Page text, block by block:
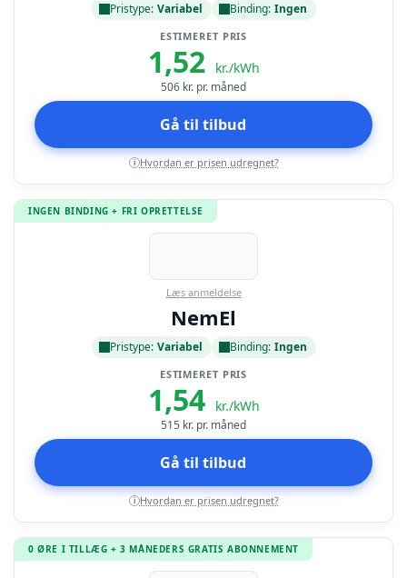
Pristype: Variabel Binding: Ingen
ESTIMERET PRIS
1,52 kr./kWh
506 kr. pr. måned
Gå til tilbud
i Hvordan er prisen udregnet?
INGEN BINDING + FRI OPRETTELSE
Læs anmeldelse
NemEl
Pristype: Variabel Binding: Ingen
ESTIMERET PRIS
1,54 kr./kWh
515 kr. pr. måned
Gå til tilbud
i Hvordan er prisen udregnet?
0 ØRE I TILLÆG + 3 MÅNEDERS GRATIS ABONNEMENT